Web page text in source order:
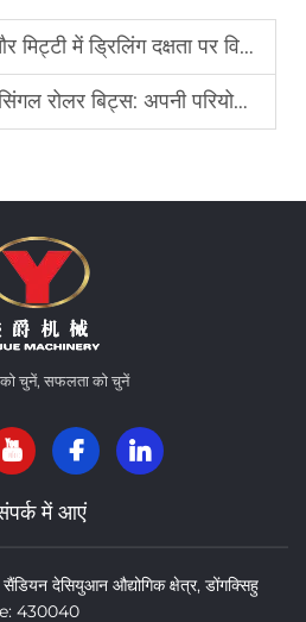
पर विभिन्न ड्रिल बिट दाँतों के डिज़ाइन का क्या प्रभाव पड़ता है
अपनी परियोजना के लिए सही उपकरण का चयन करना
चुनें, सफलता को चुनें
में आएं
देसियुआन औद्योगिक क्षेत्र, डोंगक्सिहु
430040